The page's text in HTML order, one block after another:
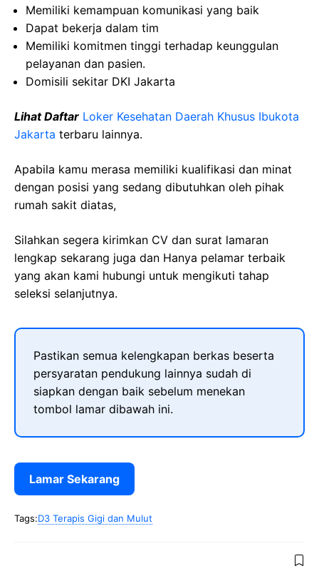
Memiliki kemampuan komunikasi yang baik
Dapat bekerja dalam tim
Memiliki komitmen tinggi terhadap keunggulan
pelayanan dan pasien.
Domisili sekitar DKI Jakarta
Lihat Daftar Loker Kesehatan Daerah Khusus Ibukota
Jakarta terbaru lainnya.
Apabila kamu merasa memiliki kualifikasi dan minat
dengan posisi yang sedang dibutuhkan oleh pihak
rumah sakit diatas,
Silahkan segera kirimkan CV dan surat lamaran
lengkap sekarang juga dan Hanya pelamar terbaik
yang akan kami hubungi untuk mengikuti tahap
seleksi selanjutnya.
Pastikan semua kelengkapan berkas beserta
persyaratan pendukung lainnya sudah di
siapkan dengan baik sebelum menekan
tombol lamar dibawah ini.
Lamar Sekarang
Tags:D3 Terapis Gigi dan Mulut